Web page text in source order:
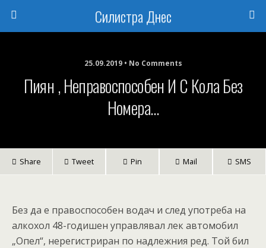
Силистра Днес
25.09.2019 • No Comments
Пиян , Неправоспособен И С Кола Без
Номера…
Share Tweet Pin Mail SMS
Без да е правоспособен водач и след употреба на
алкохол 48-годишен управлявал лек автомобил
„Опел“, нерегистриран по надлежния ред. Той бил